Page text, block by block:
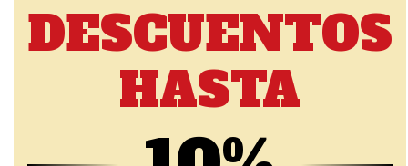
DESCUENTOS
HASTA